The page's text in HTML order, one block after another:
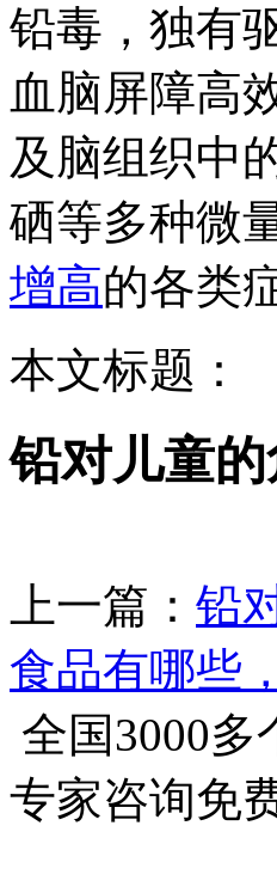
铅毒，独有
血脑屏障高
及脑组织中
硒等多种微
增高的各类
本文标题：
铅对儿童
上一篇： 铅
食品有哪些
全国3000多
专家咨询免